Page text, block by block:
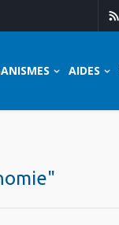
AIDES